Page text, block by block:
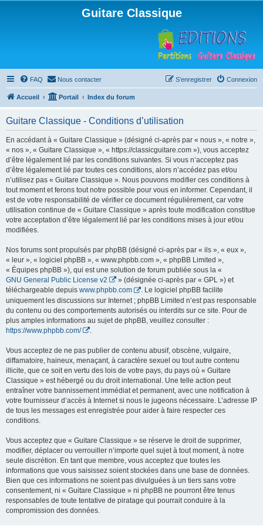
Guitare Classique
FAQ Nous contacter Connexion
S’enregistrer
Accueil Portail Index du forum
Guitare Classique - Conditions d’utilisation
En accédant à « Guitare Classique » (désigné ci-après par « nous », « notre »,
« nos », « Guitare Classique », « https://classicguitare.com »), vous acceptez
d’être légalement lié par les conditions suivantes. Si vous n’acceptez pas
d’être légalement lié par toutes ces conditions, alors n’accédez pas et/ou
n’utilisez pas « Guitare Classique ». Nous pouvons modifier ces conditions à
tout moment et ferons tout notre possible pour vous en informer. Cependant, il
est de votre responsabilité de vérifier ce document régulièrement, car votre
utilisation continue de « Guitare Classique » après toute modification constitue
votre acceptation d’être légalement lié par les conditions mises à jour et/ou
modifiées.
Nos forums sont propulsés par phpBB (désigné ci-après par « ils », « eux »,
« leur », « logiciel phpBB », « www.phpbb.com », « phpBB Limited »,
« Équipes phpBB »), qui est une solution de forum publiée sous la «
GNU General Public License v2
» (désignée ci-après par « GPL ») et
téléchargeable depuis www.phpbb.com
. Le logiciel phpBB facilite
uniquement les discussions sur Internet ; phpBB Limited n’est pas responsable
du contenu ou des comportements autorisés ou interdits sur ce site. Pour de
plus amples informations au sujet de phpBB, veuillez consulter :
https://www.phpbb.com/
Vous acceptez de ne pas publier de contenu abusif, obscène, vulgaire,
diffamatoire, haineux, menaçant, à caractère sexuel ou tout autre contenu
illicite, que ce soit en vertu des lois de votre pays, du pays où « Guitare
Classique » est hébergé ou du droit international. Une telle action peut
entraîner votre bannissement immédiat et permanent, avec une notification à
votre fournisseur d’accès à Internet si nous le jugeons nécessaire. L’adresse IP
de tous les messages est enregistrée pour aider à faire respecter ces
conditions.
Vous acceptez que « Guitare Classique » se réserve le droit de supprimer,
modifier, déplacer ou verrouiller n’importe quel sujet à tout moment, à notre
seule discrétion. En tant que membre, vous acceptez que toutes les
informations que vous saisissez soient stockées dans une base de données.
Bien que ces informations ne soient pas divulguées à un tiers sans votre
consentement, ni « Guitare Classique » ni phpBB ne pourront être tenus
responsables de toute tentative de piratage qui pourrait conduire à la
compromission des données.